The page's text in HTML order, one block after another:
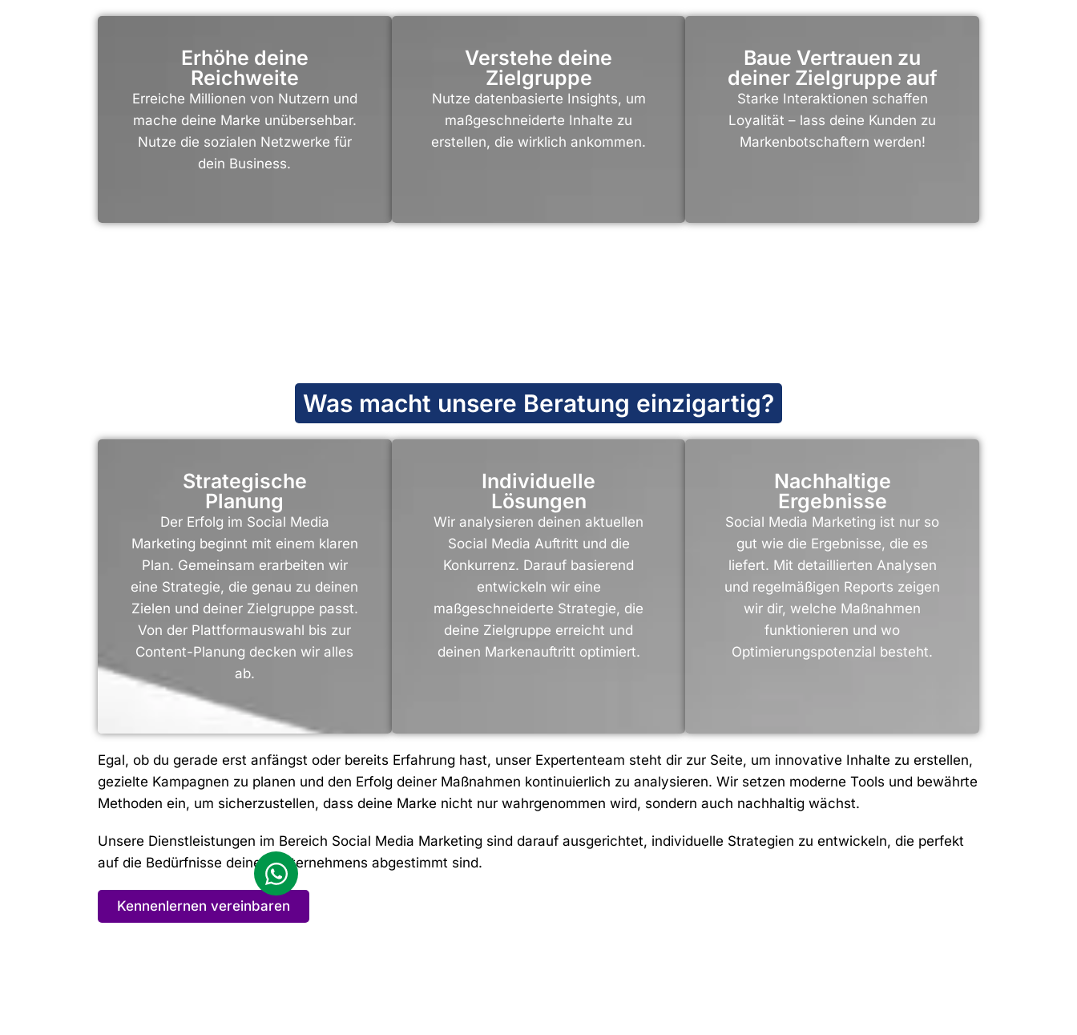
Erhöhe deine
Reichweite
Erreiche Millionen von Nutzern und
mache deine Marke unübersehbar.
Nutze die sozialen Netzwerke für
dein Business.
Verstehe deine
Zielgruppe
Nutze datenbasierte Insights, um
maßgeschneiderte Inhalte zu
erstellen, die wirklich ankommen.
Baue Vertrauen zu
deiner Zielgruppe auf
Starke Interaktionen schaffen
Loyalität – lass deine Kunden zu
Markenbotschaftern werden!
Was macht unsere Beratung einzigartig?
Strategische
Planung
Der Erfolg im Social Media
Marketing beginnt mit einem klaren
Plan. Gemeinsam erarbeiten wir
eine Strategie, die genau zu deinen
Zielen und deiner Zielgruppe passt.
Von der Plattformauswahl bis zur
Content-Planung decken wir alles
ab.
Individuelle
Lösungen
Wir analysieren deinen aktuellen
Social Media Auftritt und die
Konkurrenz. Darauf basierend
entwickeln wir eine
maßgeschneiderte Strategie, die
deine Zielgruppe erreicht und
deinen Markenauftritt optimiert.
Nachhaltige
Ergebnisse
Social Media Marketing ist nur so
gut wie die Ergebnisse, die es
liefert. Mit detaillierten Analysen
und regelmäßigen Reports zeigen
wir dir, welche Maßnahmen
funktionieren und wo
Optimierungspotenzial besteht.
Egal, ob du gerade erst anfängst oder bereits Erfahrung hast, unser Expertenteam steht dir zur Seite, um innovative Inhalte zu erstellen,
gezielte Kampagnen zu planen und den Erfolg deiner Maßnahmen kontinuierlich zu analysieren. Wir setzen moderne Tools und bewährte
Methoden ein, um sicherzustellen, dass deine Marke nicht nur wahrgenommen wird, sondern auch nachhaltig wächst.
Unsere Dienstleistungen im Bereich Social Media Marketing sind darauf ausgerichtet, individuelle Strategien zu entwickeln, die perfekt
auf die Bedürfnisse deines Unternehmens abgestimmt sind.
Kennenlernen vereinbaren